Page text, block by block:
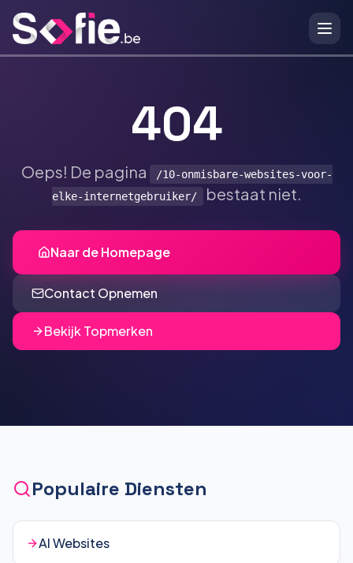
404
Oeps! De pagina
/10-onmisbare-websites-voor-
elke-internetgebruiker/ bestaat niet.
Naar de Homepage
Contact Opnemen
Bekijk Topmerken
Populaire Diensten
AI Websites